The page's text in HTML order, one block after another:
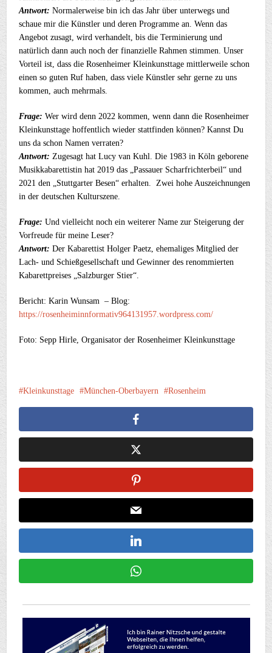
Antwort:Normalerweise bin ich das Jahr über unterwegs und
schaue mir die Künstler und deren Programme an. Wenn das
Angebot zusagt, wird verhandelt, bis die Terminierung und
natürlich dann auch noch der finanzielle Rahmen stimmen. Unser
Vorteil ist, dass die Rosenheimer Kleinkunsttage mittlerweile schon
einen so guten Ruf haben, dass viele Künstler sehr gerne zu uns
kommen, auch mehrmals.
Frage: Wer wird denn 2022 kommen, wenn dann die Rosenheimer
Kleinkunsttage hoffentlich wieder stattfinden können? Kannst Du
uns da schon Namen verraten?
Antwort: Zugesagt hat Lucy van Kuhl. Die 1983 in Köln geborene
Musikkabarettistin hat 2019 das „Passauer Scharfrichterbeil“ und
2021 den „Stuttgarter Besen“ erhalten. Zwei hohe Auszeichnungen
in der deutschen Kulturszene.
Frage: Und vielleicht noch ein weiterer Name zur Steigerung der
Vorfreude für meine Leser?
Antwort: Der Kabarettist Holger Paetz, ehemaliges Mitglied der
Lach- und Schießgesellschaft und Gewinner des renommierten
Kabarettpreises „Salzburger Stier“.
Bericht: Karin Wunsam – Blog:
https://rosenheiminnformativ964131957.wordpress.com/
Foto: Sepp Hirle, Organisator der Rosenheimer Kleinkunsttage
Kleinkunsttage München-Oberbayern Rosenheim